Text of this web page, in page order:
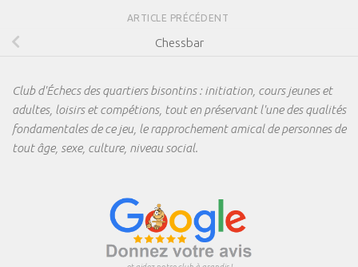
ARTICLE PRÉCÉDENT
Chessbar
Club d'Échecs des quartiers bisontins : initiation, cours jeunes et
adultes, loisirs et compétions, tout en préservant l'une des qualités
fondamentales de ce jeu, le rapprochement amical de personnes de
tout âge, sexe, culture, niveau social.